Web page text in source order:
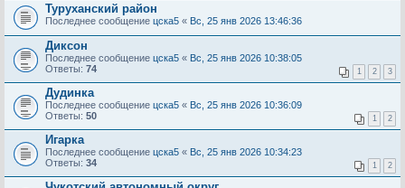
Туруханский район
Последнее сообщение цска5 « Вс, 25 янв 2026 13:46:36
Диксон
Последнее сообщение цска5 « Вс, 25 янв 2026 10:38:05
Ответы: 74 1 2 3
Дудинка
Последнее сообщение цска5 « Вс, 25 янв 2026 10:36:09
Ответы: 50 1 2
Игарка
Последнее сообщение цска5 « Вс, 25 янв 2026 10:34:23
Ответы: 34 1 2